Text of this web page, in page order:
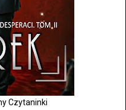
Czytaninki